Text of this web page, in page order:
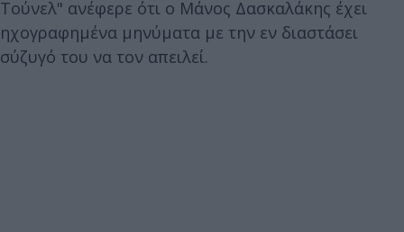
Τούνελ" ανέφερε ότι ο Μάνος Δασκαλάκης έχει
ηχογραφημένα μηνύματα με την εν διαστάσει
σύζυγό του να τον απειλεί.